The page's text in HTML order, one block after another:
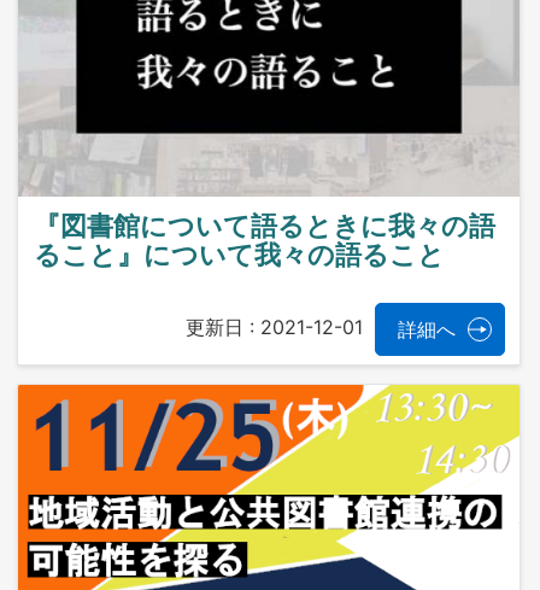
『図書館について語るときに我々の語
ること』について我々の語ること
更新日 : 2021-12-01 詳細へ